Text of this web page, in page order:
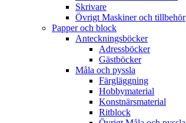
Skrivare
Övrigt Maskiner och tillbehör
Papper och block
Anteckningsböcker
Adressböcker
Gästböcker
Måla och pyssla
Färgläggning
Hobbymaterial
Konstnärsmaterial
Ritblock